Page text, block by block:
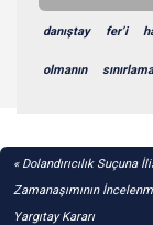
danıştay fer’i
olmanın
YAZI
Dolandırıcılık Suçuna
Zamanaşımının
Yargıtay Kararı